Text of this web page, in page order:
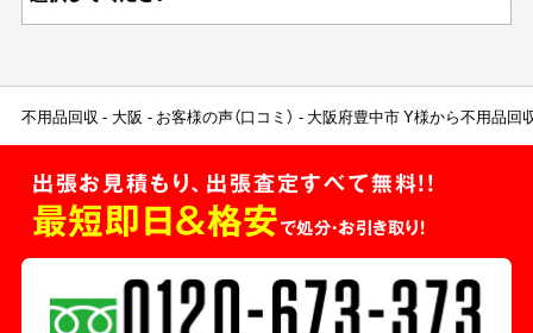
不用品回収 大阪 お客様の声（口コミ） 大阪府豊中市 Y様から不用品回
出張お見積もり、出張査定すべて無料!!
最短即日＆格安で処分・お引き取り！